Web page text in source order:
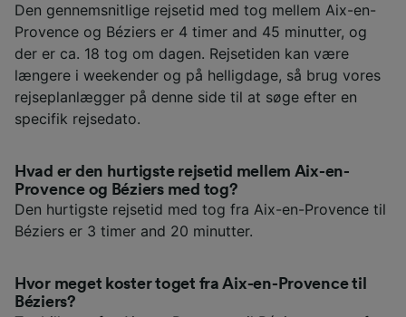
Den gennemsnitlige rejsetid med tog mellem Aix-en-
Provence og Béziers er 4 timer and 45 minutter, og
der er ca. 18 tog om dagen. Rejsetiden kan være
længere i weekender og på helligdage, så brug vores
rejseplanlægger på denne side til at søge efter en
specifik rejsedato.
Hvad er den hurtigste rejsetid mellem Aix-en-
Provence og Béziers med tog?
Den hurtigste rejsetid med tog fra Aix-en-Provence til
Béziers er 3 timer and 20 minutter.
Hvor meget koster toget fra Aix-en-Provence til
Béziers?